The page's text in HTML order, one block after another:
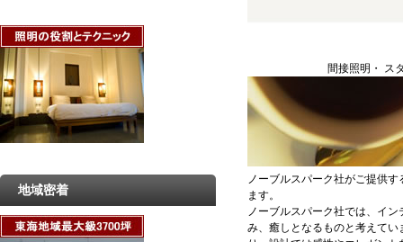
間接照明・ ス
ノーブルスパーク社がご提供
ます。
ノーブルスパーク社では、イ
み、癒しとなるものと考えて
地域密着